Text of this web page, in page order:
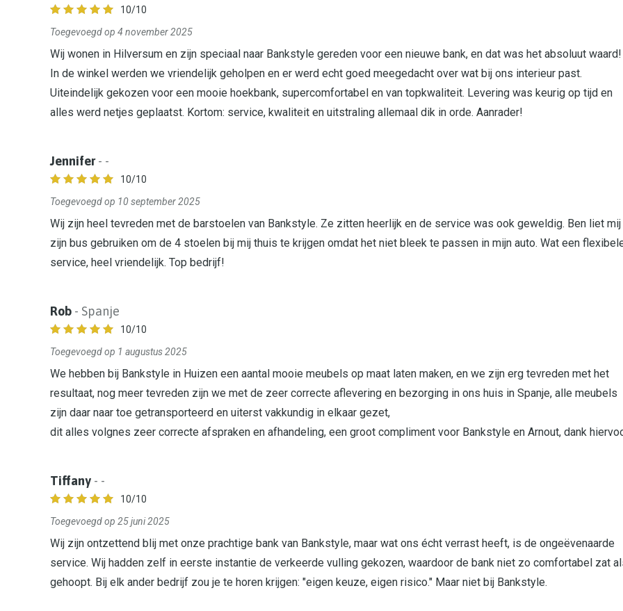
10/10
Toegevoegd op 4 november 2025
Wij wonen in Hilversum en zijn speciaal naar Bankstyle gereden voor een nieuwe bank, en dat was het absoluut waard!
In de winkel werden we vriendelijk geholpen en er werd echt goed meegedacht over wat bij ons interieur past.
Uiteindelijk gekozen voor een mooie hoekbank, supercomfortabel en van topkwaliteit. Levering was keurig op tijd en
alles werd netjes geplaatst. Kortom: service, kwaliteit en uitstraling allemaal dik in orde. Aanrader!
Jennifer- -
10/10
Toegevoegd op 10 september 2025
Wij zijn heel tevreden met de barstoelen van Bankstyle. Ze zitten heerlijk en de service was ook geweldig. Ben liet mij
zijn bus gebruiken om de 4 stoelen bij mij thuis te krijgen omdat het niet bleek te passen in mijn auto. Wat een
service, heel vriendelijk. Top bedrijf!
Rob - Spanje
10/10
Toegevoegd op 1 augustus 2025
We hebben bij Bankstyle in Huizen een aantal mooie meubels op maat laten maken, en we zijn erg tevreden met het
resultaat, nog meer tevreden zijn we met de zeer correcte aflevering en bezorging in ons huis in Spanje, alle meubels
zijn daar naar toe getransporteerd en uiterst vakkundig in elkaar gezet,
dit alles volgnes zeer correcte afspraken en afhandeling, een groot compliment voor Bankstyle en Arnout, dank
Tiffany - -
10/10
Toegevoegd op 25 juni 2025
Wij zijn ontzettend blij met onze prachtige bank van Bankstyle, maar wat ons écht verrast heeft, is de ongeëvenaarde
service. Wij hadden zelf in eerste instantie de verkeerde vulling gekozen, waardoor de bank niet zo comfortabel zat
gehoopt. Bij elk ander bedrijf zou je te horen krijgen: "eigen keuze, eigen risico." Maar niet bij Bankstyle.